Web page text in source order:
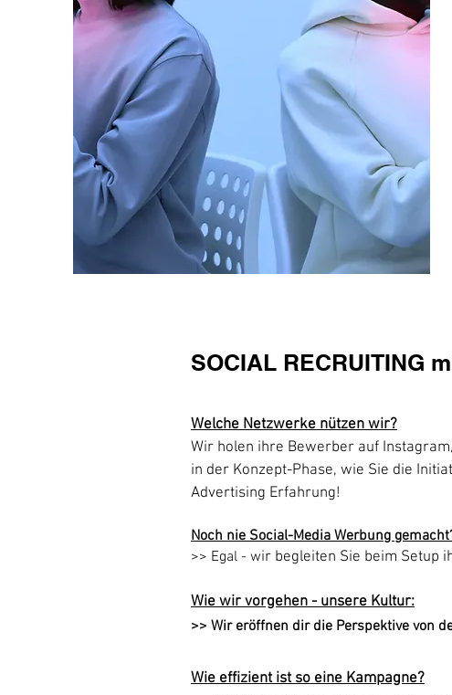
SOCIAL RECRUITING
Welche Netzwerke nützen wir?
Wir holen ihre Bewerber auf
in der Konzept-Phase, wie Sie die
Advertising Erfahrung!
Noch nie Social-Media Werbung
>> Egal - wir begleiten Sie beim Setup
Wie wir vorgehen - unsere Kultur:
>> Wir eröffnen dir die Perspektive von
Wie effizient ist so eine Kampagne?